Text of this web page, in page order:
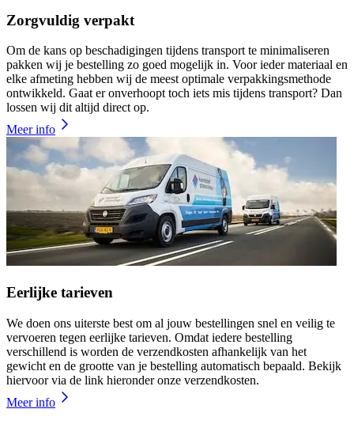
Zorgvuldig verpakt
Om de kans op beschadigingen tijdens transport te minimaliseren
pakken wij je bestelling zo goed mogelijk in. Voor ieder materiaal en
elke afmeting hebben wij de meest optimale verpakkingsmethode
ontwikkeld. Gaat er onverhoopt toch iets mis tijdens transport? Dan
lossen wij dit altijd direct op.
Meer info
Eerlijke tarieven
We doen ons uiterste best om al jouw bestellingen snel en veilig te
vervoeren tegen eerlijke tarieven. Omdat iedere bestelling
verschillend is worden de verzendkosten afhankelijk van het
gewicht en de grootte van je bestelling automatisch bepaald. Bekijk
hiervoor via de link hieronder onze verzendkosten.
Meer info